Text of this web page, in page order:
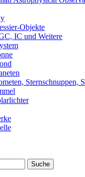
Objekte
IC und Weitere
Sternschnuppen,